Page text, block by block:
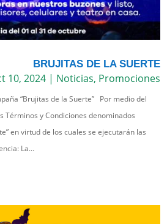
BRUJITAS DE LA SUERTE
10, 2024| Noticias, Promociones
“Brujitas de la Suerte” Por medio del
Términos y Condiciones denominados
en virtud de los cuales se ejecutarán las
La...